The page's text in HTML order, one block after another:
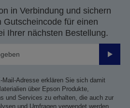
in Verbindung und sichern
Gutscheincode für einen
Ihrer nächsten Bestellung.
Mail-Adresse erklären Sie sich damit
über Epson Produkte,
und Services zu erhalten, die auch zur
und Umfragen verwendet werden